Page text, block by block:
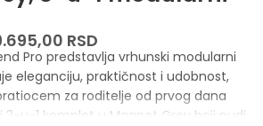
RSD
Pro predstavlja vrhunski modularni
eleganciju, praktičnost i udobnost,
za roditelje od prvog dana
3-u-1 komplet u Magnet Grey boji nudi